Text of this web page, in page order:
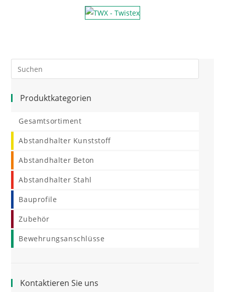
Produktkategorien
Gesamtsortiment
Abstandhalter Kunststoff
Abstandhalter Beton
Abstandhalter Stahl
Bauprofile
Zubehör
Bewehrungsanschlüsse
Kontaktieren Sie uns